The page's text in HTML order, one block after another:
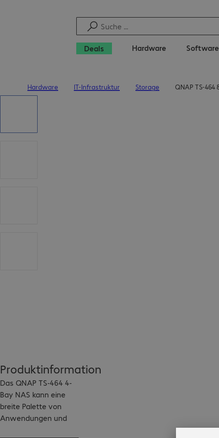
Deals Hardware Software
Hardware IT-Infrastruktur Storage QNAP TS-464
Produktinformation
Das QNAP TS-464 4-
Bay NAS kann eine
breite Palette von
Anwendungen und